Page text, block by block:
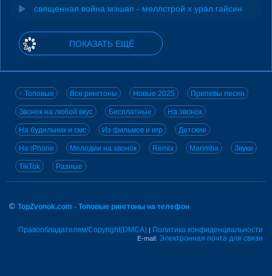
священная война мэшап - меллстрой х урал гайсин
ПОКАЗАТЬ ЕЩЁ
↑ Топовые Все рингтоны Новые 2025 Припевы песен
Звонок на любой вкус Бесплатные На звонок
На будильник и смс Из фильмов и игр Детские
На iPhone Мелодии на звонок Remix Marimba Звуки
TikTok Разные
© TopZvonok.com - Топовые рингтоны на телефон
Правообладателям/Copyright(DMCA) | Политика конфиденциальности
E-mail: Электронная почта для связи